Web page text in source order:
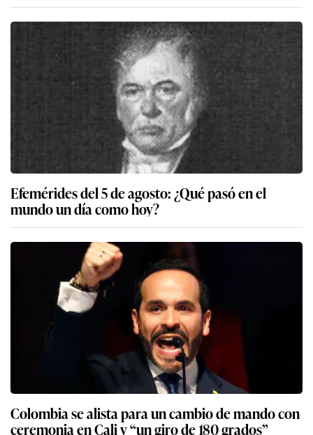
Efemérides del 5 de agosto: ¿Qué pasó en el
mundo un día como hoy?
Colombia se alista para un cambio de mando con
ceremonia en Cali y “un giro de 180 grados”